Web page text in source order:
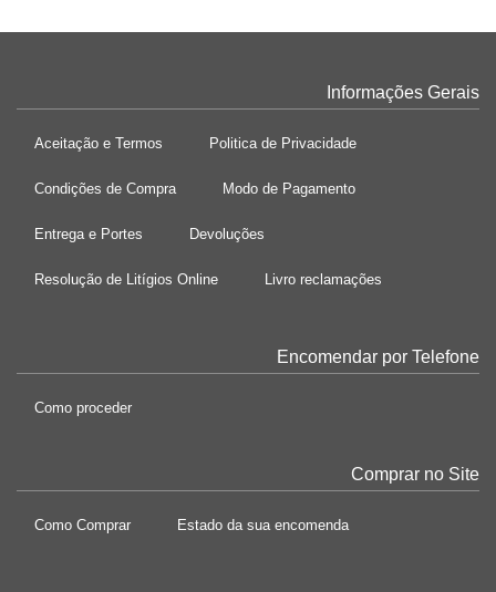
Informações Gerais
Aceitação e Termos Politica de Privacidade
Condições de Compra Modo de Pagamento
Entrega e Portes Devoluções
Resolução de Litígios Online Livro reclamações
Encomendar por Telefone
Como proceder
Comprar no Site
Como Comprar Estado da sua encomenda